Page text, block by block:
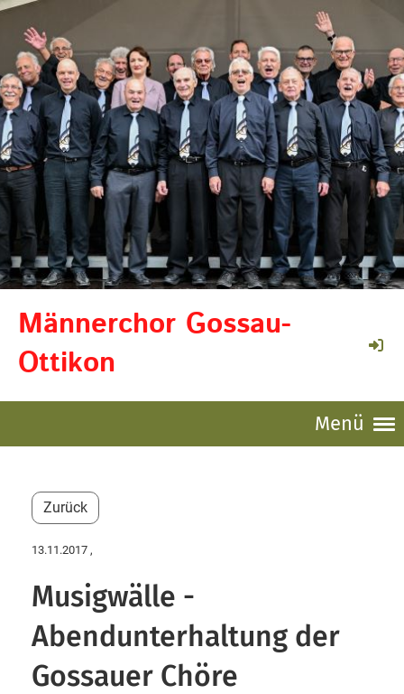
Männerchor Gossau-
Ottikon
Menü
Zurück
13.11.2017 ,
Musigwälle -
Abendunterhaltung der
Gossauer Chöre